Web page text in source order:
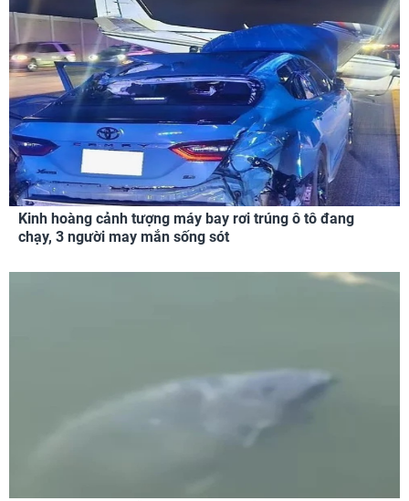
Kinh hoàng cảnh tượng máy bay rơi trúng ô tô đang
chạy, 3 người may mắn sống sót